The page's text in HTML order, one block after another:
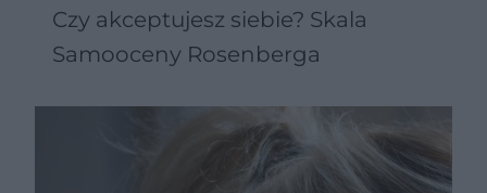
Czy akceptujesz siebie? Skala
Samooceny Rosenberga